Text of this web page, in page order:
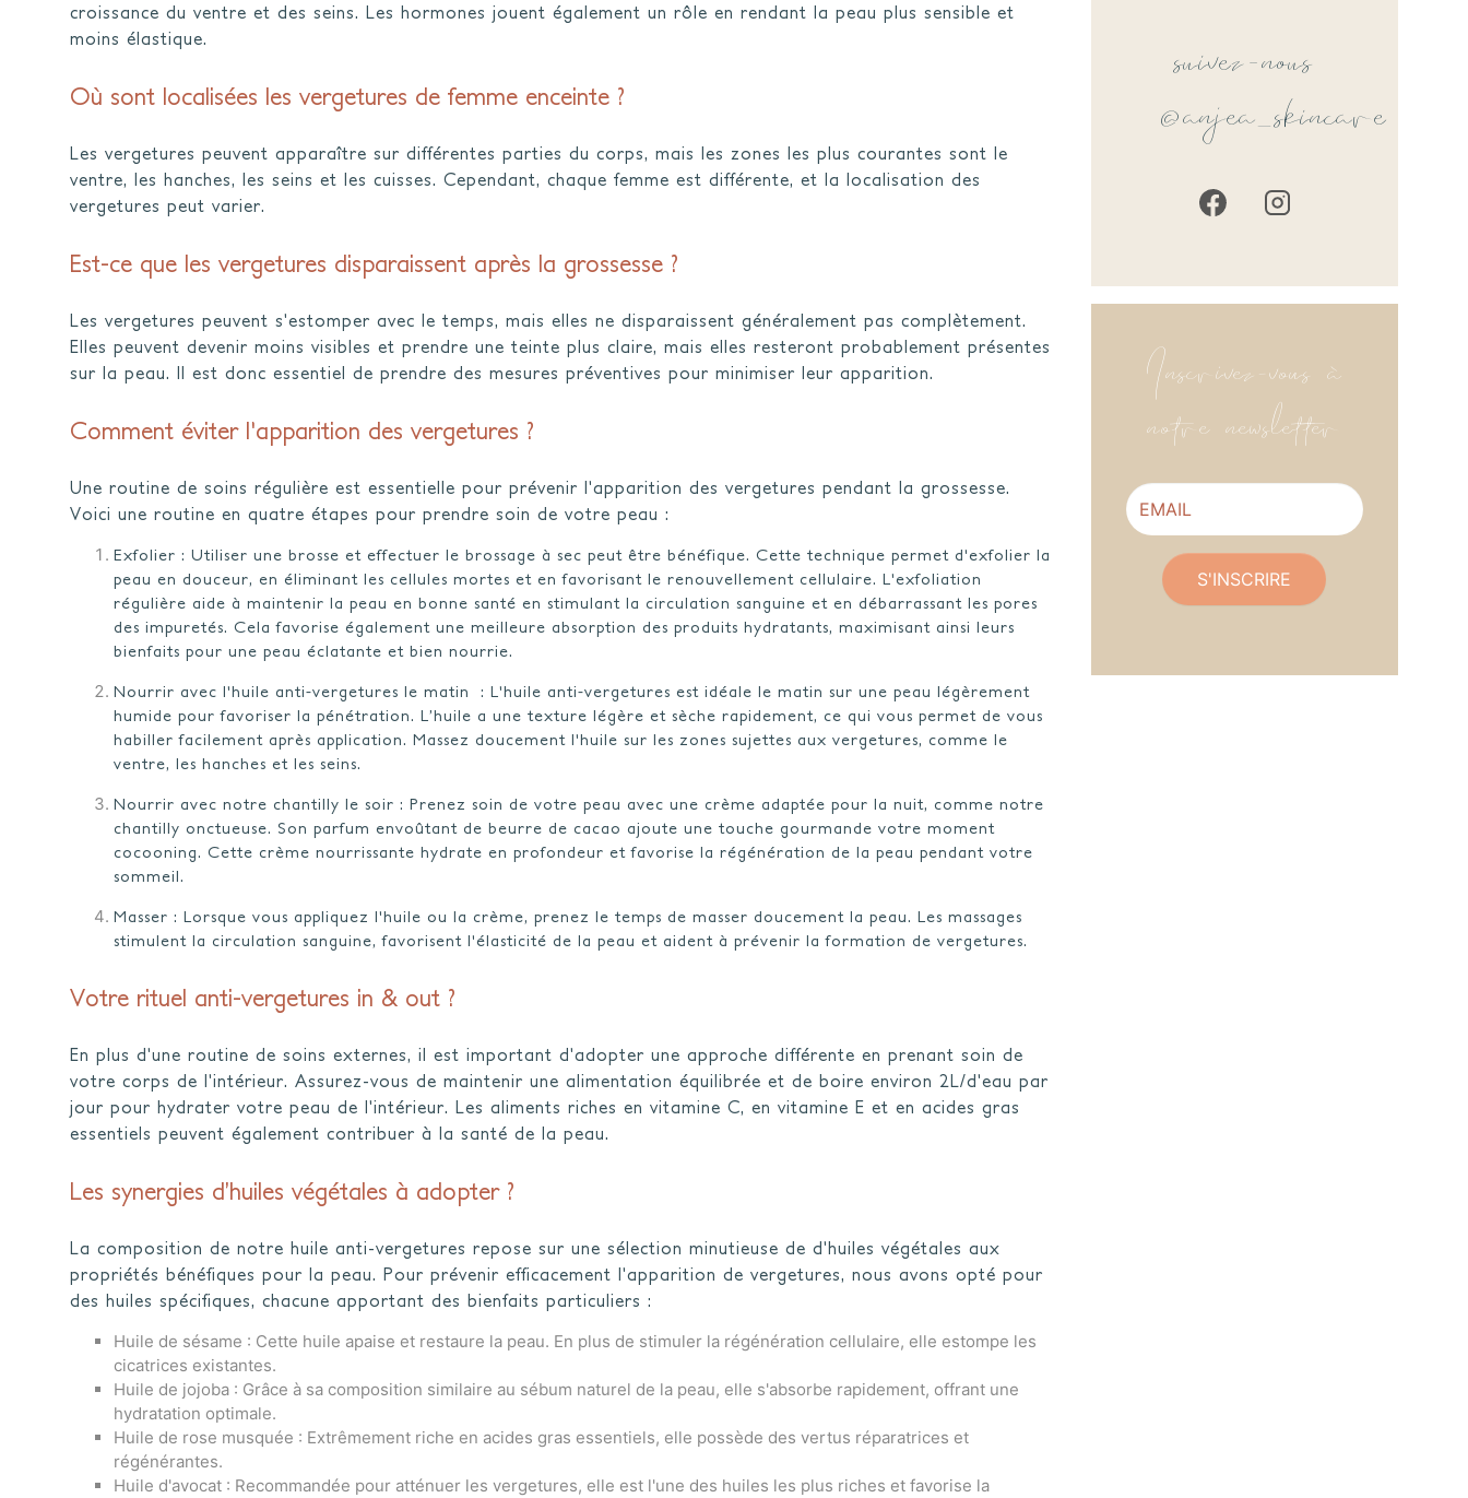
croissance du ventre et des seins. Les hormones jouent également un rôle en rendant la peau plus sensible et
moins élastique.
Où sont localisées les vergetures de femme enceinte ?
Les vergetures peuvent apparaître sur différentes parties du corps, mais les zones les plus courantes sont le
ventre, les hanches, les seins et les cuisses. Cependant, chaque femme est différente, et la localisation des
vergetures peut varier.
Est-ce que les vergetures disparaissent après la grossesse ?
Les vergetures peuvent s'estomper avec le temps, mais elles ne disparaissent généralement pas complètement.
Elles peuvent devenir moins visibles et prendre une teinte plus claire, mais elles resteront probablement présentes
sur la peau. Il est donc essentiel de prendre des mesures préventives pour minimiser leur apparition.
Comment éviter l'apparition des vergetures ?
Une routine de soins régulière est essentielle pour prévenir l'apparition des vergetures pendant la grossesse.
Voici une routine en quatre étapes pour prendre soin de votre peau :
Exfolier : Utiliser une brosse et effectuer le brossage à sec peut être bénéfique. Cette technique permet d'exfolier la
peau en douceur, en éliminant les cellules mortes et en favorisant le renouvellement cellulaire. L'exfoliation
régulière aide à maintenir la peau en bonne santé en stimulant la circulation sanguine et en débarrassant les pores
des impuretés. Cela favorise également une meilleure absorption des produits hydratants, maximisant ainsi leurs
bienfaits pour une peau éclatante et bien nourrie.
Nourrir avec l'huile anti-vergetures le matin : L'huile anti-vergetures est idéale le matin sur une peau légèrement
humide pour favoriser la pénétration. L’huile a une texture légère et sèche rapidement, ce qui vous permet de vous
habiller facilement après application. Massez doucement l'huile sur les zones sujettes aux vergetures, comme le
ventre, les hanches et les seins.
Nourrir avec notre chantilly le soir : Prenez soin de votre peau avec une crème adaptée pour la nuit, comme notre
chantilly onctueuse. Son parfum envoûtant de beurre de cacao ajoute une touche gourmande votre moment
cocooning. Cette crème nourrissante hydrate en profondeur et favorise la régénération de la peau pendant votre
sommeil.
Masser : Lorsque vous appliquez l'huile ou la crème, prenez le temps de masser doucement la peau. Les massages
stimulent la circulation sanguine, favorisent l'élasticité de la peau et aident à prévenir la formation de vergetures.
Votre rituel anti-vergetures in & out ?
En plus d'une routine de soins externes, il est important d'adopter une approche différente en prenant soin de
votre corps de l'intérieur. Assurez-vous de maintenir une alimentation équilibrée et de boire environ 2L/d'eau par
jour pour hydrater votre peau de l'intérieur. Les aliments riches en vitamine C, en vitamine E et en acides gras
essentiels peuvent également contribuer à la santé de la peau.
Les synergies d’huiles végétales à adopter ?
La composition de notre huile anti-vergetures repose sur une sélection minutieuse de d'huiles végétales aux
propriétés bénéfiques pour la peau. Pour prévenir efficacement l'apparition de vergetures, nous avons opté pour
des huiles spécifiques, chacune apportant des bienfaits particuliers :
Huile de sésame : Cette huile apaise et restaure la peau. En plus de stimuler la régénération cellulaire, elle estompe les
cicatrices existantes.
Huile de jojoba : Grâce à sa composition similaire au sébum naturel de la peau, elle s'absorbe rapidement, offrant une
hydratation optimale.
Huile de rose musquée : Extrêmement riche en acides gras essentiels, elle possède des vertus réparatrices et
régénérantes.
Huile d'avocat : Recommandée pour atténuer les vergetures, elle est l'une des huiles les plus riches et favorise la
suivez-nous
@anjea_skincare
Inscrivez-vous à
notre newsletter
S'INSCRIRE